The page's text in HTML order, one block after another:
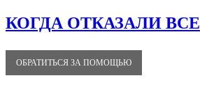
КОГДА ОТКАЗАЛИ ВСЕ
ОБРАТИТЬСЯ ЗА ПОМОЩЬЮ